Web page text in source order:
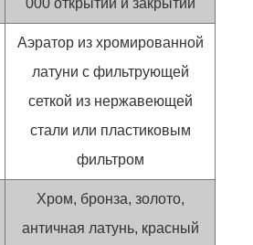
000 открытий и закрытий
Аэратор из хромированной
латуни с фильтрующей
сеткой из нержавеющей
стали или пластиковым
фильтром
Хром, бронза, золото,
античная латунь, красный